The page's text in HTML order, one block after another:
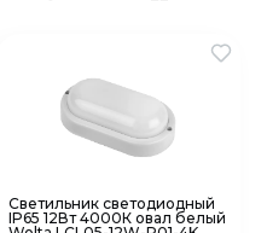
Светильник светодиодный
IP65 12Вт 4000К овал белый